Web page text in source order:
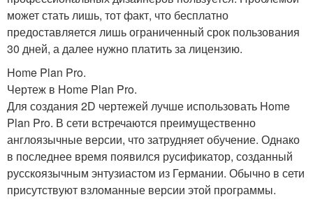
может стать лишь, тот факт, что бесплатно
предоставляется лишь ограниченный срок пользования
30 дней, а далее нужно платить за лицензию.
Home Plan Pro.
Чертеж в Home Plan Pro.
Для создания 2D чертежей лучше использовать Home
Plan Pro. В сети встречаются преимущественно
англоязычные версии, что затрудняет обучение. Однако
в последнее время появился русификатор, созданный
русскоязычным энтузиастом из Германии. Обычно в сети
присутствуют взломанные версии этой программы.